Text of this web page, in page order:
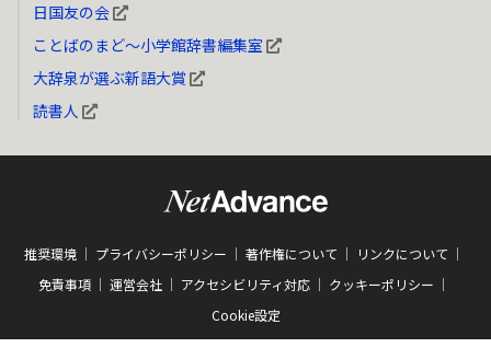
日国友の会
ことばのまど～小学館辞書編集室
大辞泉が選ぶ新語大賞
読書人
推奨環境 プライバシーポリシー 著作権について
リンクについて
免責事項
運営会社 アクセシビリティ対応
クッキーポリシー
Cookie設定